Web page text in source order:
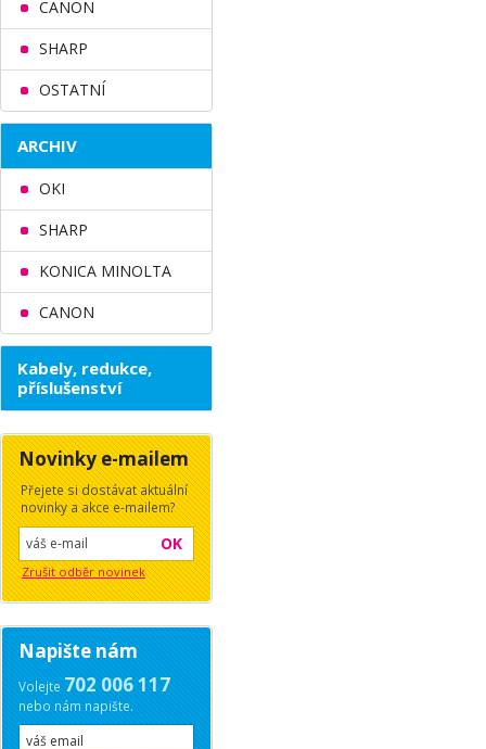
CANON
SHARP
OSTATNÍ
ARCHIV
OKI
SHARP
KONICA MINOLTA
CANON
Kabely, redukce,
příslušenství
Novinky e-mailem
Přejete si dostávat aktuální
novinky a akce e-mailem?
OK
Zrušit odběr novinek
Napište nám
Volejte702 006 117
nebo nám napište.